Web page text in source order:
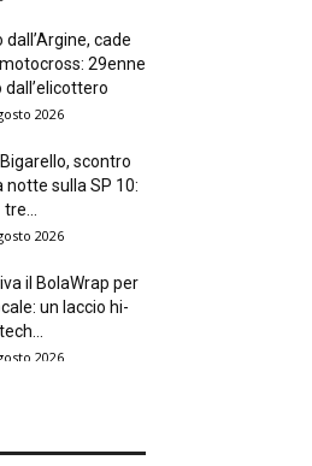
cade
29enne
dall’elicottero
2026
scontro
sulla SP 10:
tre...
2026
il BolaWrap per
un laccio hi-
tech...
2026